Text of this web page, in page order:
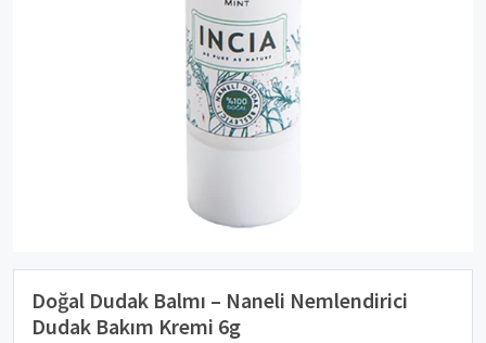
Doğal Dudak Balmı – Naneli Nemlendirici
Dudak Bakım Kremi 6g